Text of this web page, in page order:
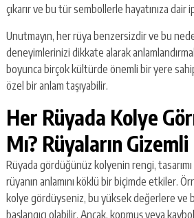
çıkarır ve bu tür sembollerle hayatınıza dair
Unutmayın, her rüya benzersizdir ve bu
deneyimlerinizi dikkate alarak
boyunca birçok kültürde önemli bir yere
özel bir anlam taşıyabilir.
Her Rüyada Kolye
Mı? Rüyaların Gizemli
Rüyada gördüğünüz kolyenin rengi, tasarımı
rüyanın anlamını köklü bir biçimde etkiler.
kolye gördüyseniz, bu yüksek değerlere ve
başlangıcı olabilir. Ancak, kopmuş veya